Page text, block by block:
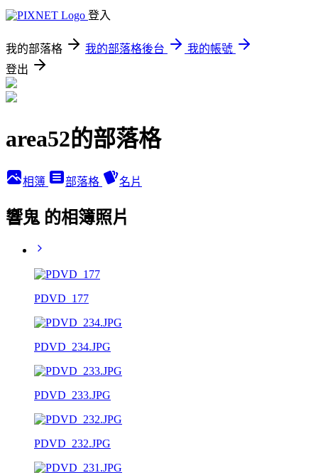
登入
我的部落格 我的部落格後台
我的帳號
登出
area52的部落格
相簿 部落格 名片
響鬼 的相簿照片
PDVD_177
PDVD_234.JPG
PDVD_233.JPG
PDVD_232.JPG